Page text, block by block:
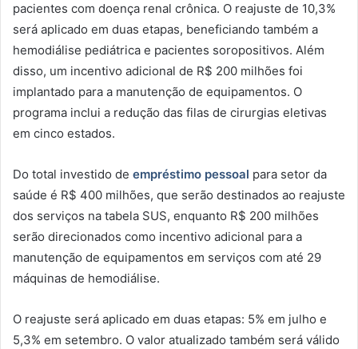
pacientes com doença renal crônica. O reajuste de 10,3%
será aplicado em duas etapas, beneficiando também a
hemodiálise pediátrica e pacientes soropositivos. Além
disso, um incentivo adicional de R$ 200 milhões foi
implantado para a manutenção de equipamentos. O
programa inclui a redução das filas de cirurgias eletivas
em cinco estados.
Do total investido de empréstimo pessoal para setor da
saúde é R$ 400 milhões, que serão destinados ao reajuste
dos serviços na tabela SUS, enquanto R$ 200 milhões
serão direcionados como incentivo adicional para a
manutenção de equipamentos em serviços com até 29
máquinas de hemodiálise.
O reajuste será aplicado em duas etapas: 5% em julho e
5,3% em setembro. O valor atualizado também será válido